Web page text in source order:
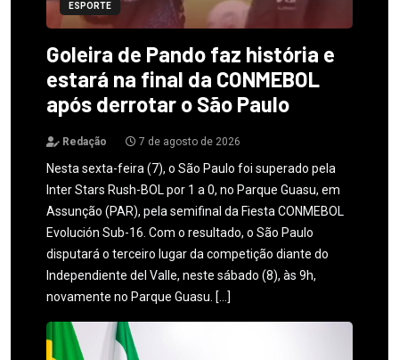
ESPORTE
Goleira de Pando faz história e
estará na final da CONMEBOL
após derrotar o São Paulo
Redação 7 de agosto de 2026
Nesta sexta-feira (7), o São Paulo foi superado pela
Inter Stars Rush-BOL por 1 a 0, no Parque Guasu, em
Assunção (PAR), pela semifinal da Fiesta CONMEBOL
Evolución Sub-16. Com o resultado, o São Paulo
disputará o terceiro lugar da competição diante do
Independiente del Valle, neste sábado (8), às 9h,
novamente no Parque Guasu. […]